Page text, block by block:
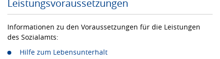
Leistungsvoraussetzungen
Informationen zu den Voraussetzungen für die Leistungen
des Sozialamts:
Hilfe zum Lebensunterhalt